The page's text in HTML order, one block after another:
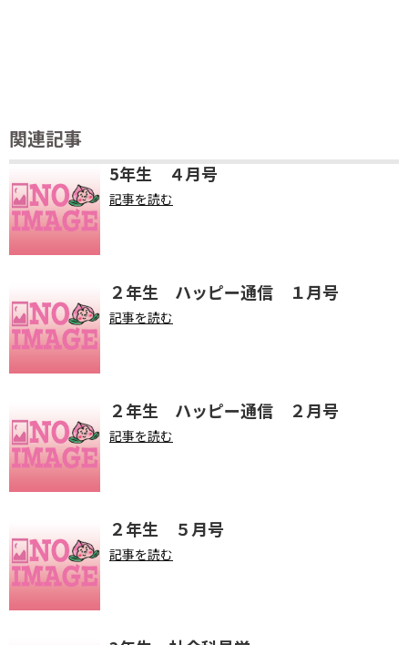
関連記事
5年生 ４月号
記事を読む
２年生 ハッピー通信 １月号
記事を読む
２年生 ハッピー通信 ２月号
記事を読む
２年生 ５月号
記事を読む